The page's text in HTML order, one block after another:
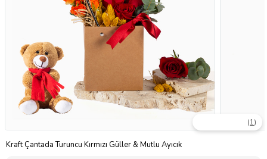
Kraft Çantada Turuncu Kırmızı Güller & Mutlu Ayıcık
(1)